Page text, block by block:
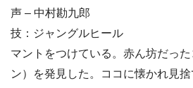
声 – 中村勘九郎
技：ジャングルヒール
マントをつけている。赤ん坊だっ
ン）を発見した。ココに懐かれ見